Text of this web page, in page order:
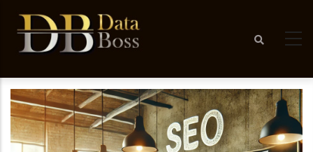
Ugrás
tartalomra